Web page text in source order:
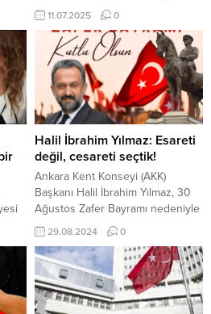
ekipleri tarafından organize
edilen etkinlik kapsamında, ilçe
merkezinde bulunan Tarihi
Gümüşçüler Çarşısı ile Recep
Tayyip Erdoğan Parkı önünde
stantlar kuruldu. Vatandaşlara
çevre bilinci kazandırmak ve yeşil
alan duyarlılığını artırmak amacıyla
gerçekleştirilen etkinlikte,
yüzlerce fesleğen ve reyhan
bitkisi ücretsiz olarak dağıtıldı.
Fesleğen ve reyhan...
11.07.2025 0
Halil İbrahim Yılmaz: Esareti
değil, cesareti seçtik!
Ankara Kent Konseyi (AKK)
Başkanı Halil İbrahim Yılmaz, 30
Ağustos Zafer Bayramı nedeniyle
yayımladığı mesajında, şu ifadeleri
kullandı: “Esareti değil, cesareti
seçtik! 30 Ağustos, Türk
ulusunun en şanlı büyük
zaferidir… Büyük bir adanmışlık ve
vatan sevgisi ile amansız bir
29.08.2024 0